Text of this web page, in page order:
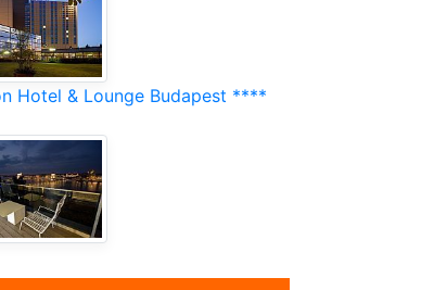
Hotel & Lounge Budapest ****